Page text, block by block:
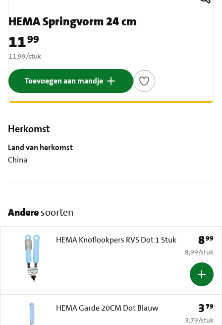
HEMA Springvorm 24 cm
Prijs: € 11,99
1199
€ 11,99 per stuk
11,99/stuk
Toevoegen aan mandje
Herkomst
Land van herkomst
China
Anderesoorten
HEMA Knoflookpers RVS Dot 1 Stuk Prijs:
899
€ 8,99 per
8,99/stuk
HEMA Garde 20CM Dot Blauw Prijs:
379
€ 3,79 per
3,79/stuk